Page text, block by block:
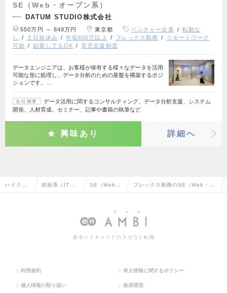
SE（Web・オープン系）
DATUM STUDIO株式会社
550万円 ～ 849万円 東京都 ベンチャー企業
転勤な
し
土日祝休み 年収600万以上 フレックス勤務
リモートワーク
可能
副業してもOK 育児支援制度
データエンジニアは、お客様が保有する様々なデータを活用
可能な形に処理し、データ分析のための基盤を構築するポジ
ションです。…
会社概要
データ活用に関するコンサルティング、データ分析支援、システム
開発、人材育成、セミナー、記事や書籍の執筆など
興味あり 詳細へ
ハイクラ 技術系（IT・ SE（Web・
系）
フレックス勤務のSE（Web・オ
若手ハイキャリアのスカウト転職
利用規約 求人情報に関するポリシー
個人情報の取り扱い 推奨環境